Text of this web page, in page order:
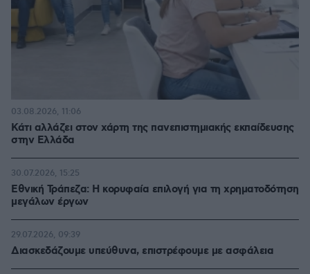
Κάτι αλλάζει στον χάρτη της πανεπιστημιακής εκπαίδευσης
στην Ελλάδα
03.08.2026, 11:06
Εθνική Τράπεζα: Η κορυφαία επιλογή για τη χρηματοδότηση
μεγάλων έργων
30.07.2026, 15:25
Διασκεδάζουμε υπεύθυνα, επιστρέφουμε με ασφάλεια
29.07.2026, 09:39